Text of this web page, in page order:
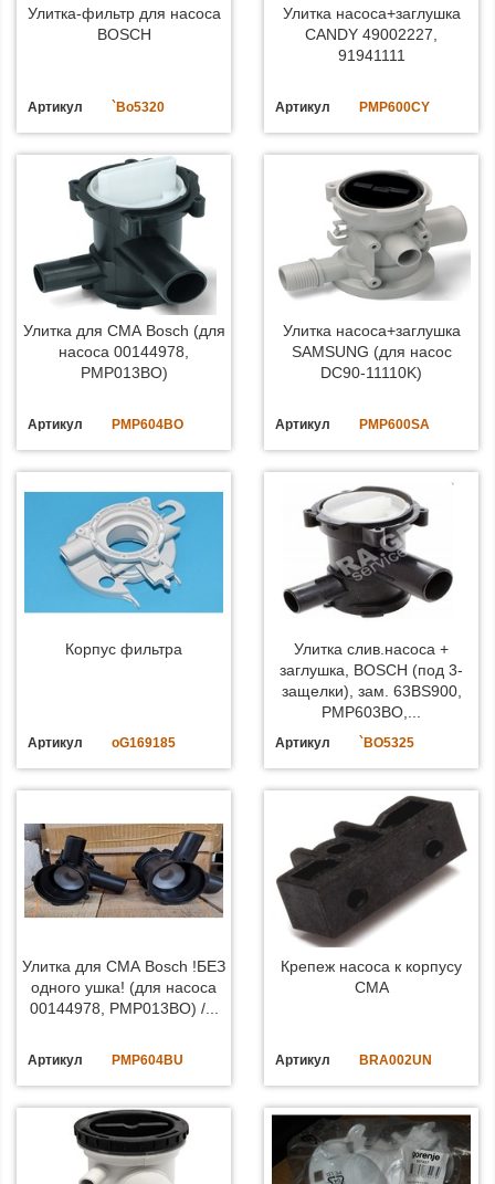
Улитка-фильтр для насоса
BOSCH
Артикул `Bo5320
Улитка насоса+заглушка
CANDY 49002227,
91941111
Артикул PMP600CY
Улитка для СМА Bosch (для
насоса 00144978,
PMP013BO)
Артикул PMP604BO
Улитка насоса+заглушка
SAMSUNG (для насос
DC90-11110K)
Артикул PMP600SA
Корпус фильтра
Артикул oG169185
Улитка слив.насоса +
заглушка, BOSCH (под 3-
защелки), зам. 63BS900,
PMP603BO,...
Артикул `BO5325
Улитка для СМА Bosch !БЕЗ
одного ушка! (для насоса
00144978, PMP013BO) /...
Артикул PMP604BU
Крепеж насоса к корпусу
СМА
Артикул BRA002UN